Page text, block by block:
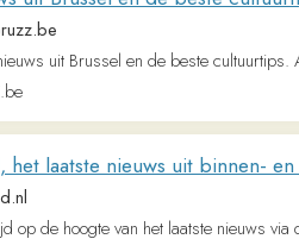
- The Digital Growth Community
het toonaangevende platform voor online